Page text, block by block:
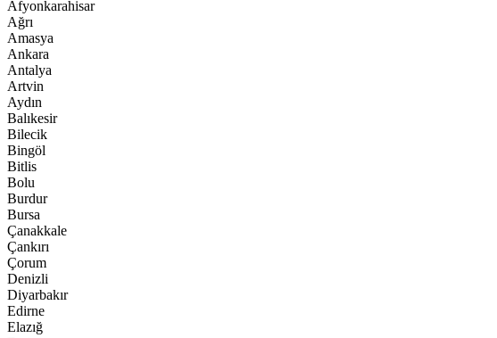
Afyonkarahisar
Ağrı
Amasya
Ankara
Antalya
Artvin
Aydın
Balıkesir
Bilecik
Bingöl
Bitlis
Bolu
Burdur
Bursa
Çanakkale
Çankırı
Çorum
Denizli
Diyarbakır
Edirne
Elazığ